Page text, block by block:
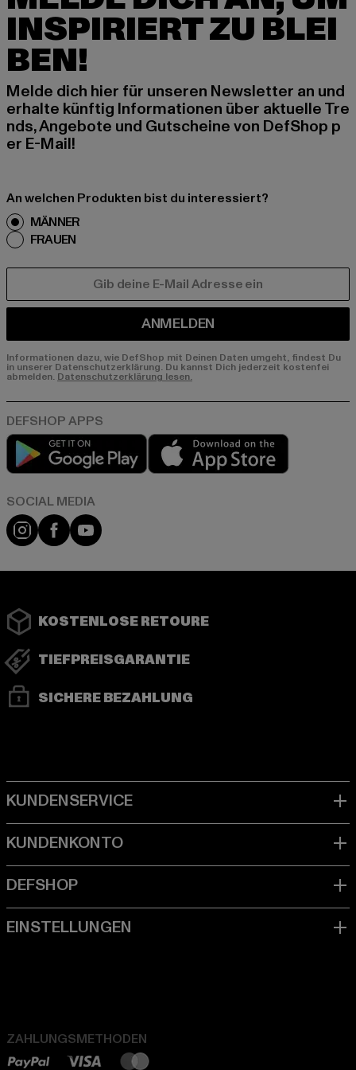
INSPIRIERT ZU BLEI
BEN!
Melde dich hier für unseren Newsletter an und
erhalte künftig Informationen über aktuelle Tre
nds, Angebote und Gutscheine von DefShop p
er E-Mail!
An welchen Produkten bist du interessiert?
MÄNNER
FRAUEN
ANMELDEN
Informationen dazu, wie DefShop mit Deinen Daten umgeht, findest Du
in unserer Datenschutzerklärung. Du kannst Dich jederzeit kostenfei
abmelden. Datenschutzerklärung lesen.
Play market
Instagram
FacebookYouTube
KOSTENLOSE RETOURE
TIEFPREISGARANTIE
SICHERE BEZAHLUNG
ZAHLUNGSMETHODEN